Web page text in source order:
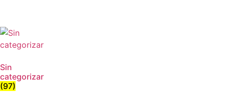
Sin
categorizar
(97)